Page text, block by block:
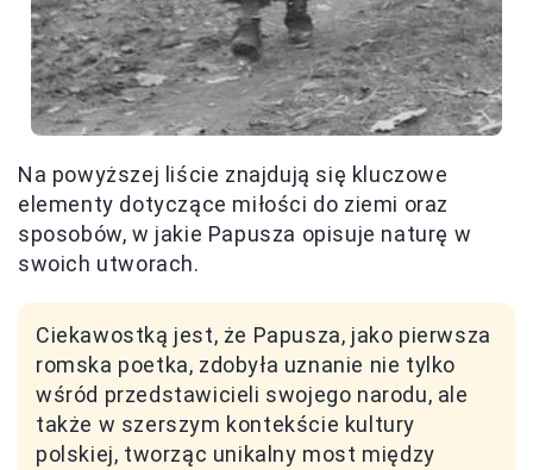
Na powyższej liście znajdują się kluczowe
elementy dotyczące miłości do ziemi oraz
sposobów, w jakie Papusza opisuje naturę w
swoich utworach.
Ciekawostką jest, że Papusza, jako pierwsza
romska poetka, zdobyła uznanie nie tylko
wśród przedstawicieli swojego narodu, ale
także w szerszym kontekście kultury
polskiej, tworząc unikalny most między